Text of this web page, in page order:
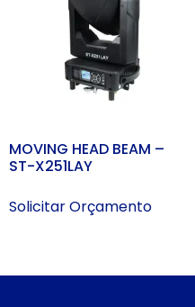
MOVING HEAD BEAM –
ST-X251LAY
Solicitar Orçamento